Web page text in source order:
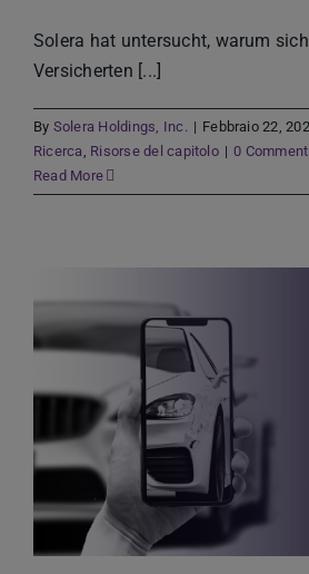
Solera hat untersucht, warum
Versicherten [...]
By Solera Holdings, Inc. | Febbraio 22,
Ricerca, Risorse del capitolo | 0
Read More